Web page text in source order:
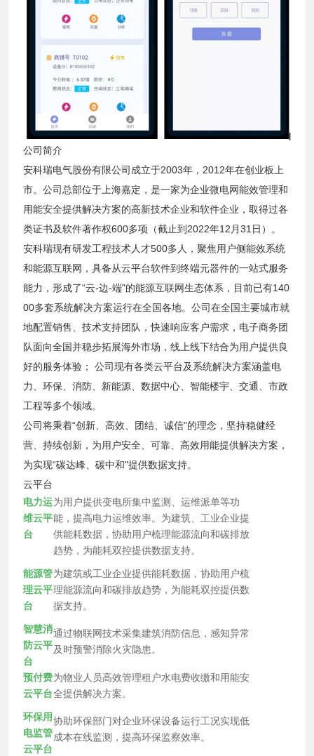
公司简介
安科瑞电气股份有限公司成立于2003年，2012年在创业板上
市。公司总部位于上海嘉定，是一家为企业微电网能效管理和
用能安全提供解决方案的高新技术企业和软件企业，取得过各
类证书及软件著作权600多项（截止到2022年12月31日）。
安科瑞现有研发工程技术人才500多人，聚焦用户侧能效系统
和能源互联网，具备从云平台软件到终端元器件的一站式服务
能力，形成了“云-边-端"的能源互联网生态体系，目前已有140
00多套系统解决方案运行在全国各地。公司在全国主要城市就
地配置销售、技术支持团队，快速响应客户需求，电子商务团
队面向全国并稳步拓展海外市场，线上线下结合为用户提供良
好的服务体验； 公司现有各类云平台及系统解决方案涵盖电
力、环保、消防、新能源、数据中心、智能楼宇、交通、市政
工程等多个领域。
公司将秉着“创新、高效、团结、诚信"的理念，坚持稳健经
营、持续创新，为用户安全、可靠、高效用能提供解决方案，
为实现“碳达峰、碳中和"提供数据支持。
云平台
电力运
维云平
台
为用户提供变电所集中监测、运维派单等功
能，提高电力运维效率。为建筑、工业企业提
供能耗数据，协助用户梳理能源流向和碳排放
趋势，为能耗双控提供数据支持。
能源管
理云平
台
为建筑或工业企业提供能耗数据，协助用户梳
理能源流向和碳排放趋势，为能耗双控提供数
据支持。
智慧消
防云平
台
通过物联网技术采集建筑消防信息，感知异常
及时预警消除火灾隐患。
预付费
云平台
为物业人员高效管理租户水电费收缴和用能安
全提供解决方案。
环保用
电监管
云平台
协助环保部门对企业环保设备运行工况实现低
成本在线监测，提高环保监察效率。